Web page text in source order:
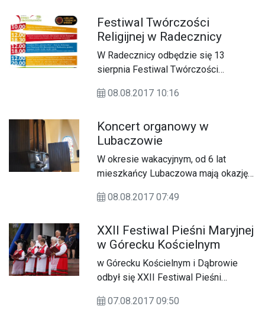
Festiwal Twórczości
Religijnej w Radecznicy
W Radecznicy odbędzie się 13
sierpnia Festiwal Twórczości
tematem przewodnim będą Święci i
festiwal rozpocznie się o godz. 10.00
w Bazylice Objawień św. Antoniego
Padewskiego w Radecznicy.
08.08.2017 10:16
Koncert organowy w
Lubaczowie
W okresie wakacyjnym, od 6 lat
mieszkańcy Lubaczowa mają okazję
organowych w ramach
Koncertów Organowych.
08.08.2017 07:49
XXII Festiwal Pieśni Maryjnej
w Górecku Kościelnym
w Górecku Kościelnym i Dąbrowie
odbył się XXII Festiwal Pieśni
gościnnie Reprezentacyjny Zespół
07.08.2017 09:50